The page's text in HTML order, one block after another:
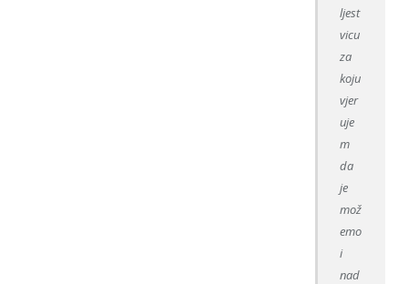
ljest
vicu
za
koju
vjer
uje
m
da
je
mož
emo
i
nad